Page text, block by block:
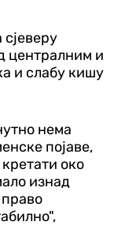
централним и
и слабу кишу
нема
појаве,
око
изнад